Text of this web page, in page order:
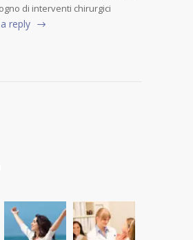
di interventi chirurgici
reply